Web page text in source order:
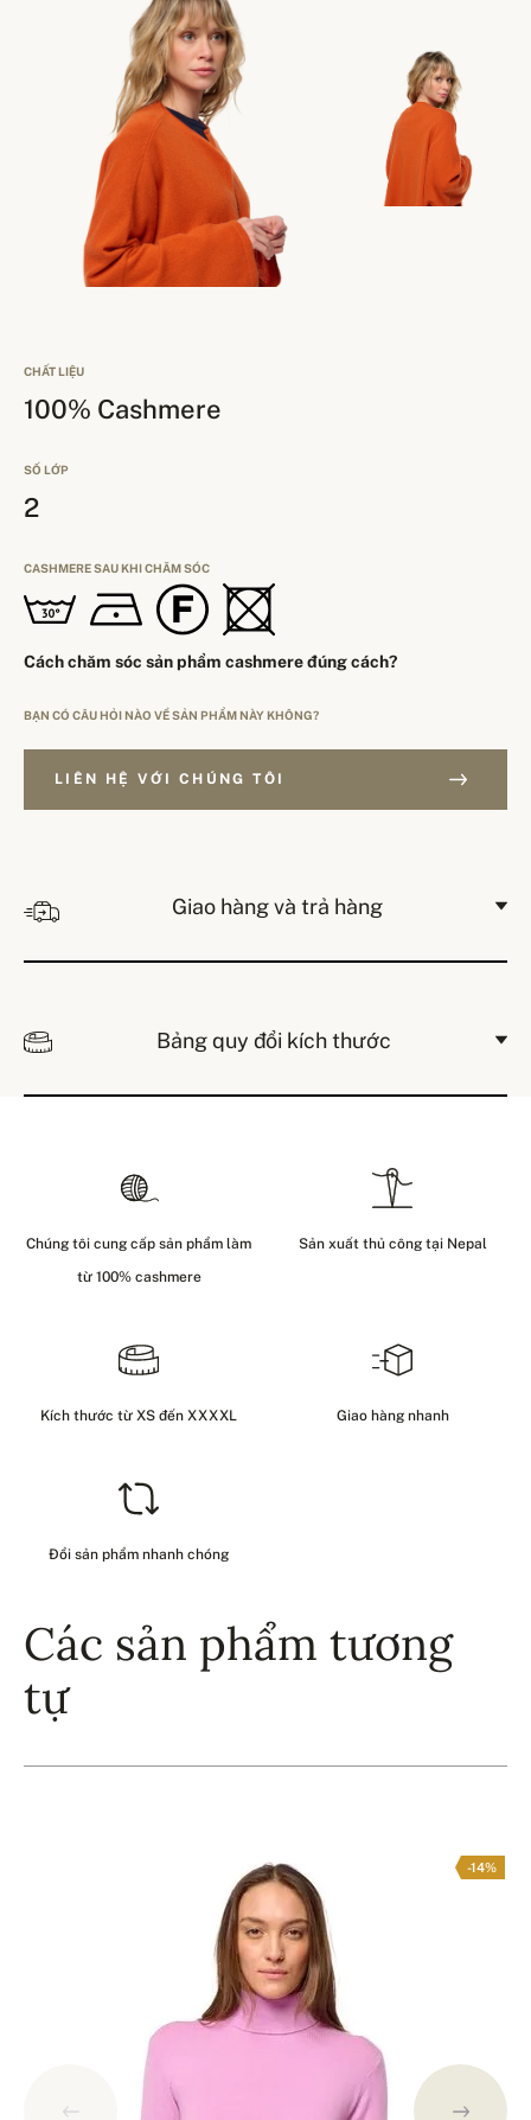
CHẤT LIỆU
100% Cashmere
SỐ LỚP
2
CASHMERE SAU KHI CHĂM SÓC
Cách chăm sóc sản phẩm cashmere đúng cách?
BẠN CÓ CÂU HỎI NÀO VỀ SẢN PHẨM NÀY KHÔNG?
LIÊN HỆ VỚI CHÚNG TÔI
Giao hàng và trả hàng
Bảng quy đổi kích thước
Chúng tôi cung cấp sản phẩm làm
từ 100% cashmere
Sản xuất thủ công tại Nepal
Kích thước từ XS đến XXXXL Giao hàng nhanh
Đổi sản phẩm nhanh chóng
Các sản phẩm tương
tự
-14%